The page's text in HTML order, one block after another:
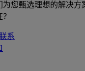
为您甄选理想的解决方
系